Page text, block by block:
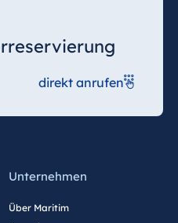
direkt anrufen
Unternehmen
Über Maritim